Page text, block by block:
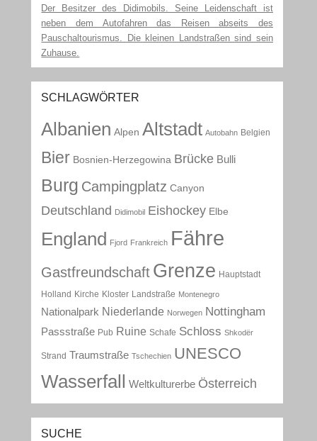
Der Besitzer des Didimobils. Seine Leidenschaft ist
neben dem Autofahren das Reisen abseits des
Pauschaltourismus. Die kleinen Landstraßen sind sein
Zuhause.
SCHLAGWÖRTER
Albanien Alpen Altstadt Autobahn Belgien
Bier Bosnien-Herzegowina Brücke Bulli
Burg Campingplatz Canyon
Deutschland Didimobil Eishockey Elbe
England Fjord Frankreich Fähre
Gastfreundschaft Grenze Hauptstadt
Holland Kirche Kloster Landstraße Montenegro
Nationalpark Niederlande Norwegen Nottingham
Passstraße Pub Ruine Schafe Schloss Shkodër
Strand Traumstraße Tschechien UNESCO
Wasserfall Weltkulturerbe Österreich
SUCHE